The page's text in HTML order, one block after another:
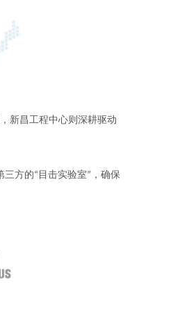
新昌工程中心则深耕驱动
三方的“目击实验室”，确保